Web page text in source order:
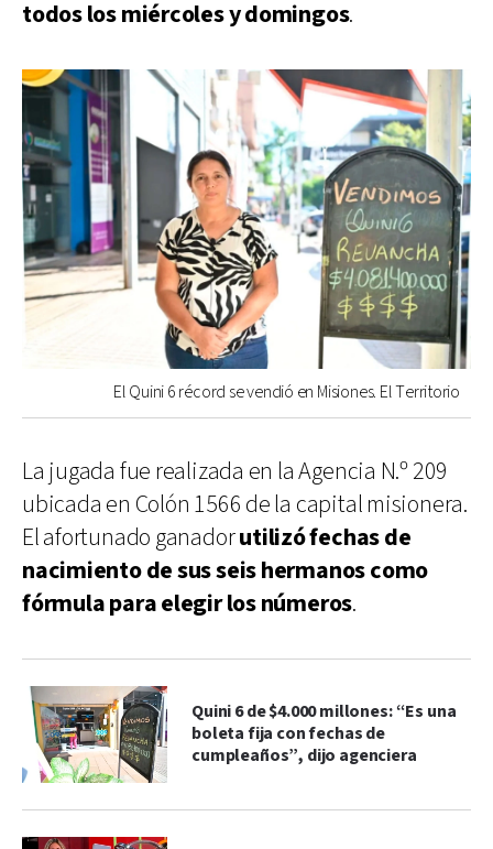
todos los miércoles y domingos.
El Quini 6 récord se vendió en Misiones. El Territorio
La jugada fue realizada en la Agencia N.º 209
ubicada en Colón 1566 de la capital misionera.
El afortunado ganadorutilizó fechas de
nacimiento de sus seis hermanos como
fórmula para elegir los números.
Quini 6 de $4.000 millones: “Es una
boleta fija con fechas de
cumpleaños”, dijo agenciera